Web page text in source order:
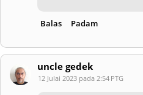
Balas Padam
uncle gedek
12 Julai 2023 pada 2:54 PTG